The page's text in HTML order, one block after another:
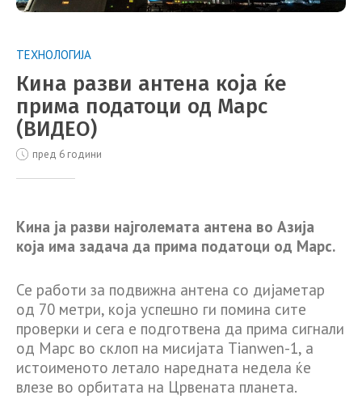
ТЕХНОЛОГИЈА
Кина разви антена која ќе
прима податоци од Марс
(ВИДЕО)
пред 6 години
Кина ја разви најголемата антена во Азија
која има задача да прима податоци од Марс.
Се работи за подвижна антена со дијаметар
од 70 метри, која успешно ги помина сите
проверки и сега е подготвена да прима сигнали
од Марс во склоп на мисијата Tianwen-1, а
истоименото летало наредната недела ќе
влезе во орбитата на Црвената планета.